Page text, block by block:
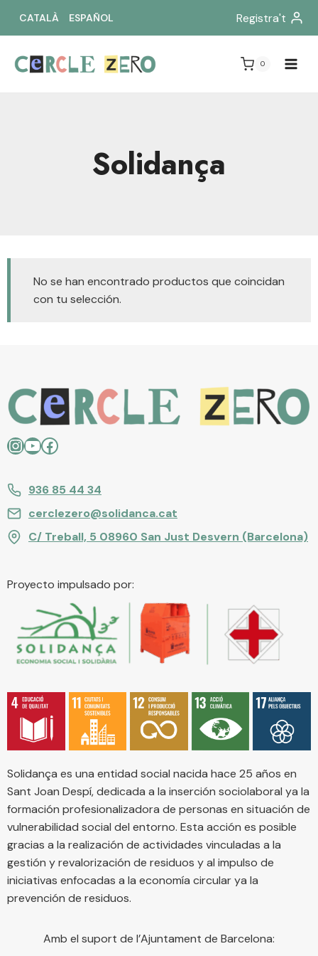
CATALÀ ESPAÑOL Registra't
0
Solidança
No se han encontrado productos que coincidan
con tu selección.
Instagram
YouTube
Facebook
936 85 44 34
cerclezero@solidanca.cat
C/ Treball, 5 08960 San Just Desvern (Barcelona)
Proyecto impulsado por:
Solidança es una entidad social nacida hace 25 años en
Sant Joan Despí, dedicada a la inserción sociolaboral ya la
formación profesionalizadora de personas en situación de
vulnerabilidad social del entorno. Esta acción es posible
gracias a la realización de actividades vinculadas a la
gestión y revalorización de residuos y al impulso de
iniciativas enfocadas a la economía circular ya la
prevención de residuos.
Amb el suport de l’Ajuntament de Barcelona: